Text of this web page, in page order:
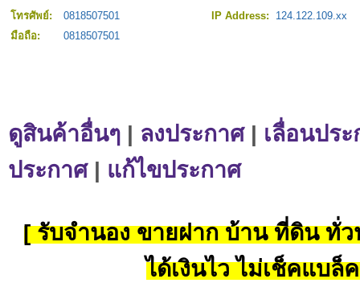
โทรศัพย์:
0818507501 IP Address:
124.122.109.xx
มือถือ:
0818507501
ดูสินค้าอื่นๆ | ลงประกาศ| เลื่อนปร
ประกาศ| แก้ไขประกาศ
[ รับจำนอง ขายฝาก บ้าน ที่ดิน ทั่ว
ได้เงินไว ไม่เช็คแบล็